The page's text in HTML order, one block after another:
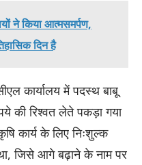
ने किया आत्मसमर्पण,
दिन है
कार्यालय में पदस्थ बाबू
की रिश्वत लेते पकड़ा गया
कार्य के लिए निःशुल्क
जिसे आगे बढ़ाने के नाम पर